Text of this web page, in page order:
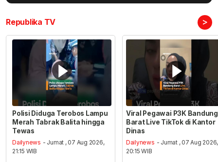
Republika TV >
Polisi Diduga Terobos Lampu
Merah Tabrak Balita hingga
Tewas
Dailynews - Jumat , 07 Aug 2026,
21:15 WIB
Viral Pegawai P3K Bandung
Barat Live TikTok di Kantor
Dinas
Dailynews - Jumat , 07 Aug 2026,
20:15 WIB